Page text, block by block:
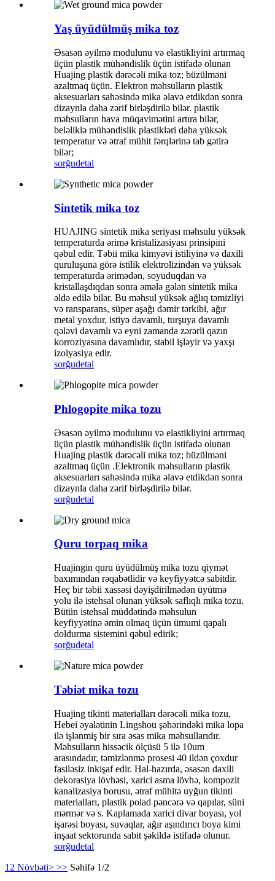
Yaş üyüdülmüş mika toz
Əsasən əyilmə modulunu və elastikliyini artırmaq
üçün plastik mühəndislik üçün istifadə olunan
Huajing plastik dərəcəli mika toz; büzülməni
azaltmaq üçün. Elektron məhsulların plastik
aksesuarları sahəsində mika əlavə etdikdən sonra
dizaynla daha zərif birləşdirilə bilər. plastik
məhsulların hava müqavimətini artıra bilər,
beləliklə mühəndislik plastikləri daha yüksək
temperatur və ətraf mühit fərqlərinə tab gətirə
bilər;
sorğudetal
Sintetik mika toz
HUAJING sintetik mika seriyası məhsulu yüksək
temperaturda ərimə kristalizasiyası prinsipini
qəbul edir. Təbii mika kimyəvi istiliyinə və daxili
quruluşuna görə istilik elektrolizindən və yüksək
temperaturda ərimədən, soyuduqdan və
kristallaşdıqdan sonra əmələ gələn sintetik mika
əldə edilə bilər. Bu məhsul yüksək ağlıq təmizliyi
və ransparans, süper aşağı dəmir tərkibi, ağır
metal yoxdur, istiyə davamlı, turşuya davamlı
qələvi davamlı və eyni zamanda zərərli qazın
korroziyasına davamlıdır, stabil işləyir və yaxşı
izolyasiya edir.
sorğudetal
Phlogopite mika tozu
Əsasən əyilmə modulunu və elastikliyini artırmaq
üçün plastik mühəndislik üçün istifadə olunan
Huajing plastik dərəcəli mika toz; büzülməni
azaltmaq üçün .Elektronik məhsulların plastik
aksesuarları sahəsində mika əlavə etdikdən sonra
dizaynla daha zərif birləşdirilə bilər.
sorğudetal
Quru torpaq mika
Huajingin quru üyüdülmüş mika tozu qiymət
baxımından rəqabətlidir və keyfiyyətcə sabitdir.
Heç bir təbii xassəsi dəyişdirilmədən üyütmə
yolu ilə istehsal olunan yüksək saflıqlı mika tozu.
Bütün istehsal müddətində məhsulun
keyfiyyətinə əmin olmaq üçün ümumi qapalı
doldurma sistemini qəbul edirik;
sorğudetal
Təbiət mika tozu
Huajing tikinti materialları dərəcəli mika tozu,
Hebei əyalətinin Lingshou şəhərindəki mika lopa
ilə işlənmiş bir sıra əsas mika məhsullarıdır.
Məhsulların hissəcik ölçüsü 5 ilə 10um
arasındadır, təmizlənmə prosesi 40 ildən çoxdur
fasiləsiz inkişaf edir. Hal-hazırda, əsasən daxili
dekorasiya lövhəsi, xarici asma lövhə, kompozit
kanalizasiya borusu, ətraf mühitə uyğun tikinti
materialları, plastik polad pəncərə və qapılar, süni
mərmər və s. Kaplamada xarici divar boyası, yol
işarəsi boyası, suvaqlar, ağır aşındırıcı boya kimi
inşaat sektorunda sabit şəkildə istifadə olunur.
sorğudetal
1 2 Növbəti> >> Səhifə 1/2